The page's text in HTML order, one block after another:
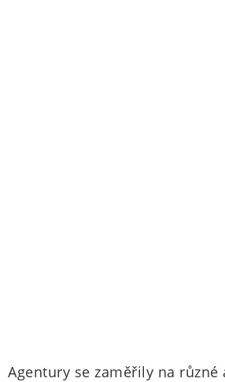
Agentury se zaměřily na různé